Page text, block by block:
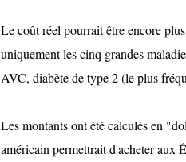
Le coût réel pourrait être encore
uniquement les cinq grandes
AVC, diabète de type 2 (le plus
Les montants ont été calculés en
américain permettrait d'acheter aux